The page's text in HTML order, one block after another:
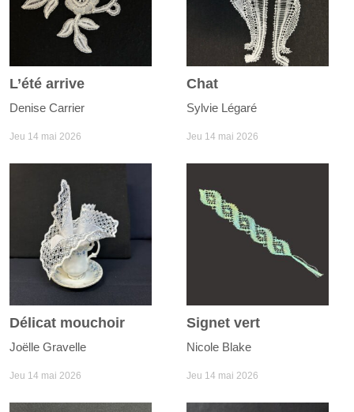
L’été arrive
Denise Carrier
Jeu 14 mai 2026
Chat
Sylvie Légaré
Jeu 14 mai 2026
Délicat mouchoir
Joëlle Gravelle
Jeu 14 mai 2026
Signet vert
Nicole Blake
Jeu 14 mai 2026